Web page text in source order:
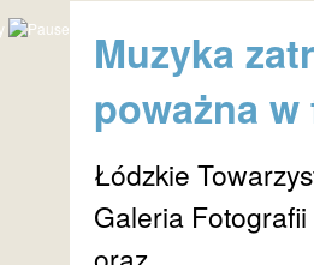
Muzyka
poważna
Łódzkie
Galeria